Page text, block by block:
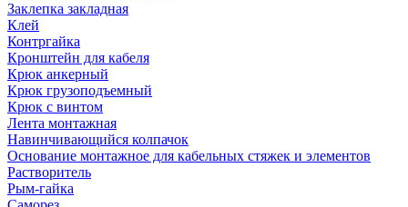
Заклепка закладная
Клей
Контргайка
Кронштейн для кабеля
Крюк анкерный
Крюк грузоподъемный
Крюк с винтом
Лента монтажная
Навинчивающийся колпачок
Основание монтажное для кабельных стяжек и элементов
Растворитель
Рым-гайка